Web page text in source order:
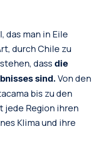
das man in Eile
durch Chile zu
dass die
sind. Von den
bis zu den
jede Region ihren
Klima und ihre